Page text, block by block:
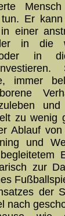
Er
einer
in die
in
immer
zu wenig
Ablauf
und
zur
der
nach